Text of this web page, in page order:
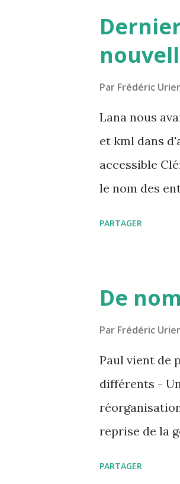
Par Frédéric
Lana nous
et kml dans
accessible
le nom des
seveur de
concerne -
organisation
page
Reprise
PARTAGER
De
Par Frédéric
Paul vient de
différents -
reprise de la
PARTAGER